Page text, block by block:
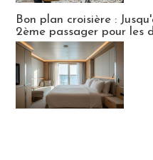
Bon plan croisière :
2ème passager pour les